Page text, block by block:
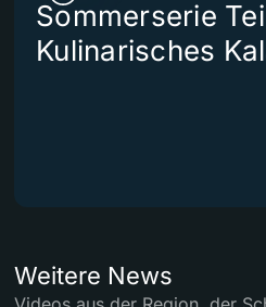
Sommerserie
Kulinarisches
Weitere News